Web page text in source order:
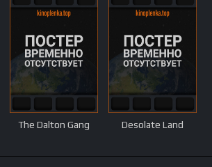
The Dalton Gang Desolate Land